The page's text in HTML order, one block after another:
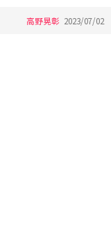
高野晃彰 2023/07/02